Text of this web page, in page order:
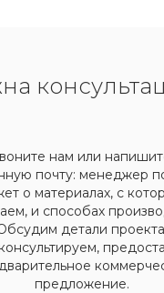
нам или
почту: менеджер
о материалах, с
и способах
детали
предложение.